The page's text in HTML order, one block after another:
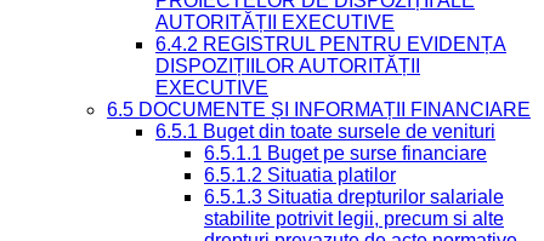
AUTORITĂȚII EXECUTIVE
6.4.2 REGISTRUL PENTRU EVIDENȚA
DISPOZIȚIILOR AUTORITĂȚII
EXECUTIVE
6.5 DOCUMENTE ȘI INFORMAȚII FINANCIARE
6.5.1 Buget din toate sursele de venituri
6.5.1.1 Buget pe surse financiare
6.5.1.2 Situatia platilor
6.5.1.3 Situatia drepturilor salariale
stabilite potrivit legii, precum si alte